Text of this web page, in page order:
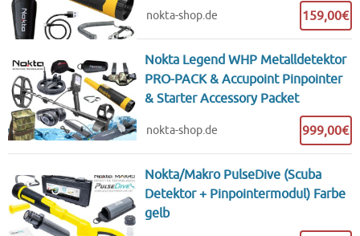
nokta-shop.de 159,00€
Nokta Legend WHP Metalldetektor
PRO-PACK & Accupoint Pinpointer
& Starter Accessory Packet
nokta-shop.de 999,00€
Nokta/Makro PulseDive (Scuba
Detektor + Pinpointermodul) Farbe
gelb